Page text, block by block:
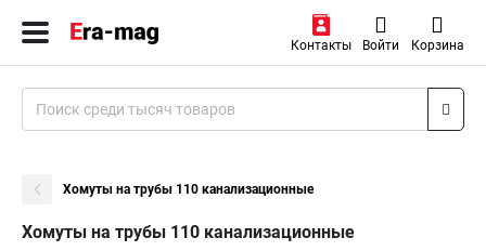
Контакты Войти Корзина
Хомуты на трубы 110 канализационные
Хомуты на трубы 110 канализационные